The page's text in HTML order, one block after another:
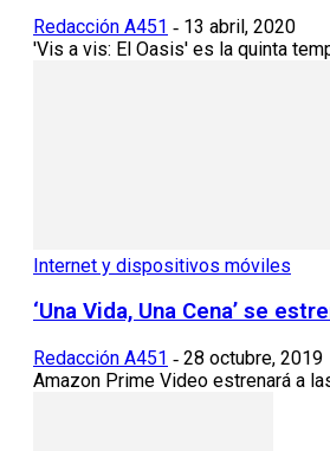
Redacción A451 - 13 abril, 2020
'Vis a vis: El Oasis' es la quinta
Internet y dispositivos móviles
‘Una Vida, Una Cena’ se
Redacción A451 - 28 octubre, 2019
Amazon Prime Video estrenará a